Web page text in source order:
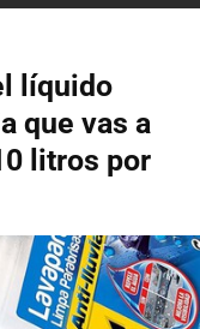
líquido
que vas a
litros por